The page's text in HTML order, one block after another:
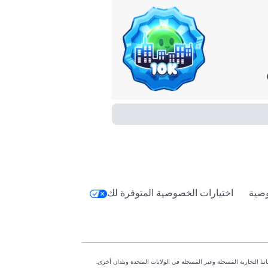
اختيارات الخصوصية المتوفرة لك